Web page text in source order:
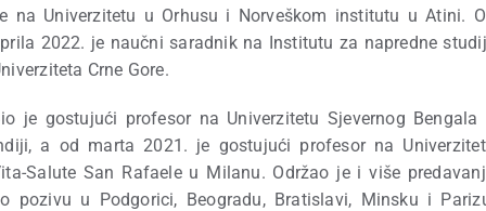
na Univerzitetu u Orhusu i Norveškom institutu u Atini.
2022. je naučni saradnik na Institutu za napredne
Crne Gore.
je gostujući profesor na Univerzitetu Sjevernog Bengala
a od marta 2021. je gostujući profesor na
Salute San Rafaele u Milanu. Održao je i više
pozivu u Podgorici, Beogradu, Bratislavi, Minsku i